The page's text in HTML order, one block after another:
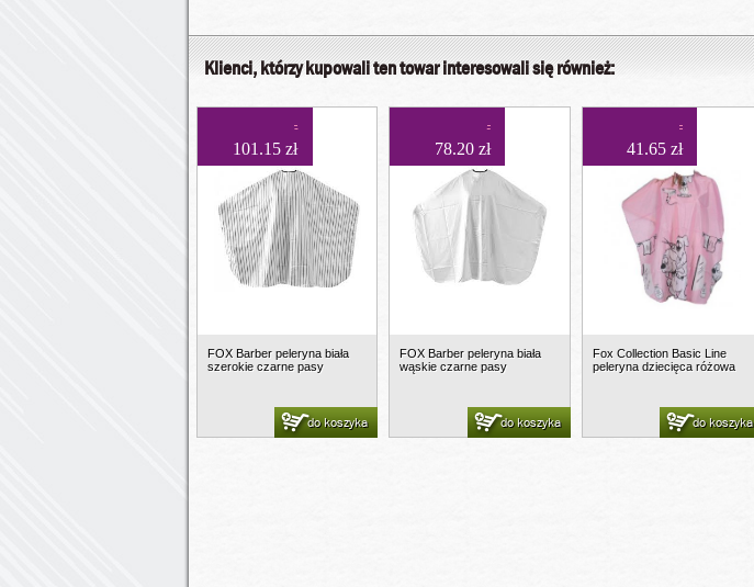
Klienci, którzy kupowali ten towar interesowali się również:
101.15 zł
FOX Barber peleryna biała
szerokie czarne pasy
do koszyka
78.20 zł
FOX Barber peleryna biała
wąskie czarne pasy
do koszyka
41.65 zł
Fox Collection Basic Line
peleryna dziecięca różowa
do koszyka